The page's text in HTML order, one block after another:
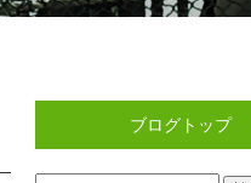
ブログトップ